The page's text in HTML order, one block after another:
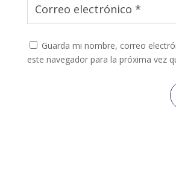
Guarda mi nombre, correo
este navegador para la próxima vez